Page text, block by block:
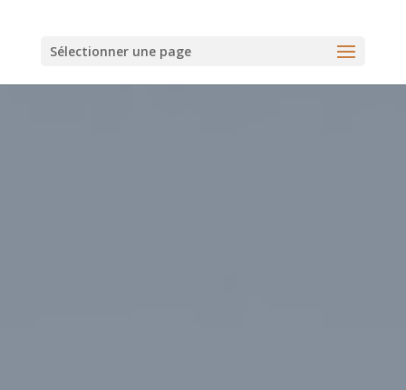
Sélectionner une page